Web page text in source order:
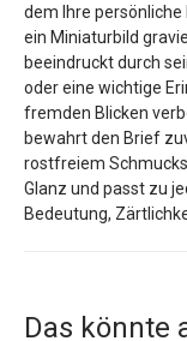
dem Ihre
ein Miniaturbild
beeindruckt durch
oder eine wichtige
fremden Blicken
bewahrt den Brief
rostfreiem
Glanz und passt zu
Bedeutung,
Das könnte